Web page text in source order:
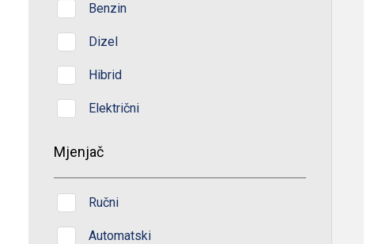
Benzin
Dizel
Hibrid
Električni
Mjenjač
Ručni
Automatski